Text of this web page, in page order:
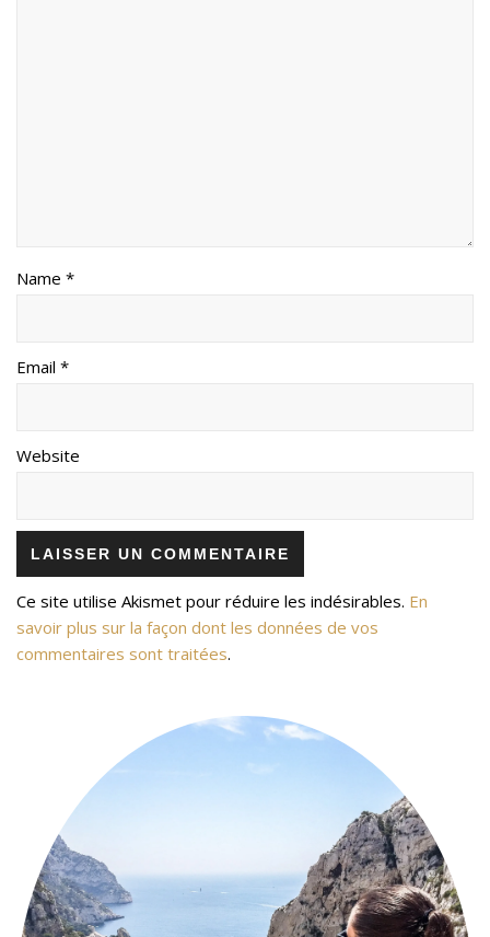
Name *
Email *
Website
Ce site utilise Akismet pour réduire les indésirables. En
savoir plus sur la façon dont les données de vos
commentaires sont traitées.